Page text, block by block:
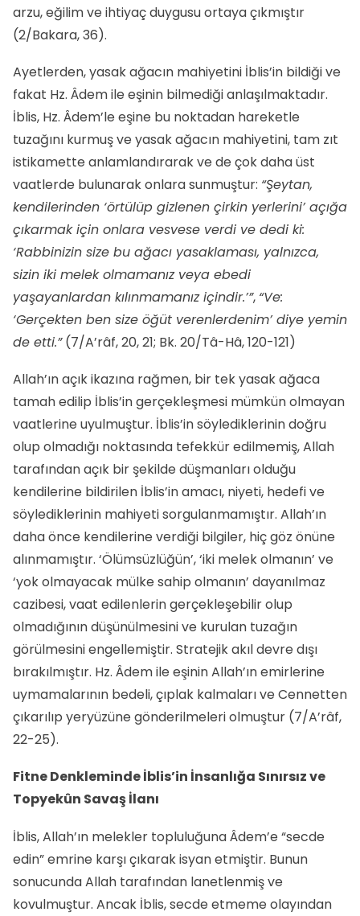
arzu, eğilim ve ihtiyaç duygusu ortaya çıkmıştır
(2/Bakara, 36).
Ayetlerden, yasak ağacın mahiyetini İblis’in bildiği ve
fakat Hz. Âdem ile eşinin bilmediği anlaşılmaktadır.
İblis, Hz. Âdem’le eşine bu noktadan hareketle
tuzağını kurmuş ve yasak ağacın mahiyetini, tam zıt
istikamette anlamlandırarak ve de çok daha üst
vaatlerde bulunarak onlara sunmuştur: “Şeytan,
kendilerinden ‘örtülüp gizlenen çirkin yerlerini’ açığa
çıkarmak için onlara vesvese verdi ve dedi ki:
‘Rabbinizin size bu ağacı yasaklaması, yalnızca,
sizin iki melek olmamanız veya ebedi
yaşayanlardan kılınmamanız içindir.’”, “Ve:
‘Gerçekten ben size öğüt verenlerdenim’ diye yemin
de etti.”(7/A’râf, 20, 21; Bk. 20/Tâ-Hâ, 120-121)
Allah’ın açık ikazına rağmen, bir tek yasak ağaca
tamah edilip İblis’in gerçekleşmesi mümkün olmayan
vaatlerine uyulmuştur. İblis’in söylediklerinin doğru
olup olmadığı noktasında tefekkür edilmemiş, Allah
tarafından açık bir şekilde düşmanları olduğu
kendilerine bildirilen İblis’in amacı, niyeti, hedefi ve
söylediklerinin mahiyeti sorgulanmamıştır. Allah’ın
daha önce kendilerine verdiği bilgiler, hiç göz önüne
alınmamıştır. ‘Ölümsüzlüğün’, ‘iki melek olmanın’ ve
‘yok olmayacak mülke sahip olmanın’ dayanılmaz
cazibesi, vaat edilenlerin gerçekleşebilir olup
olmadığının düşünülmesini ve kurulan tuzağın
görülmesini engellemiştir. Stratejik akıl devre dışı
bırakılmıştır. Hz. Âdem ile eşinin Allah’ın emirlerine
uymamalarının bedeli, çıplak kalmaları ve Cennetten
çıkarılıp yeryüzüne gönderilmeleri olmuştur (7/A’râf,
22-25).
Fitne Denkleminde İblis’in İnsanlığa Sınırsız ve
Topyekûn Savaş İlanı
İblis, Allah’ın melekler topluluğuna Âdem’e “secde
edin” emrine karşı çıkarak isyan etmiştir. Bunun
sonucunda Allah tarafından lanetlenmiş ve
kovulmuştur. Ancak İblis, secde etmeme olayından